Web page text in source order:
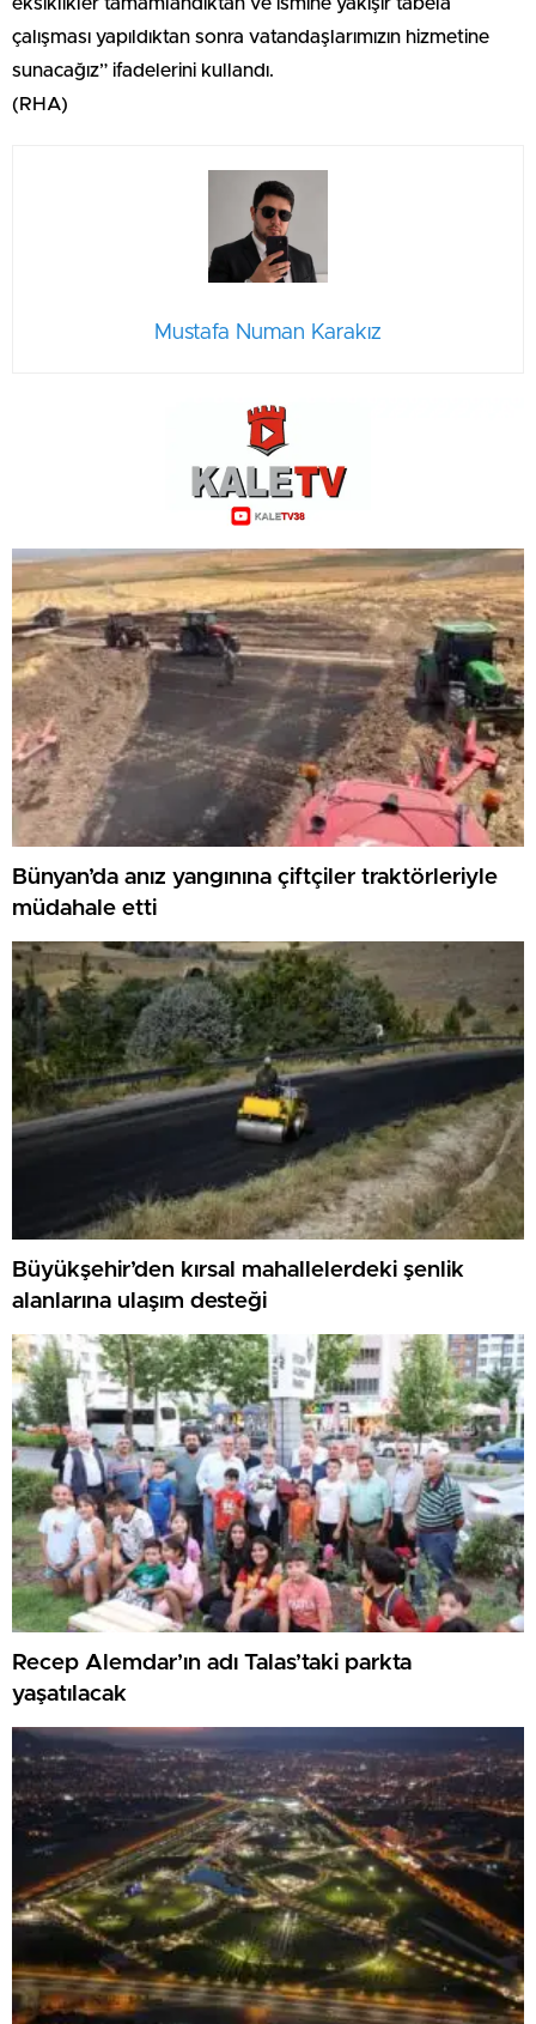
çalışması yapıldıktan sonra vatandaşlarımızın hizmetine
sunacağız” ifadelerini kullandı.
(RHA)
Mustafa Numan Karakız
Bünyan’da anız yangınına çiftçiler traktörleriyle
müdahale etti
Büyükşehir’den kırsal mahallelerdeki şenlik
alanlarına ulaşım desteği
Recep Alemdar’ın adı Talas’taki parkta
yaşatılacak